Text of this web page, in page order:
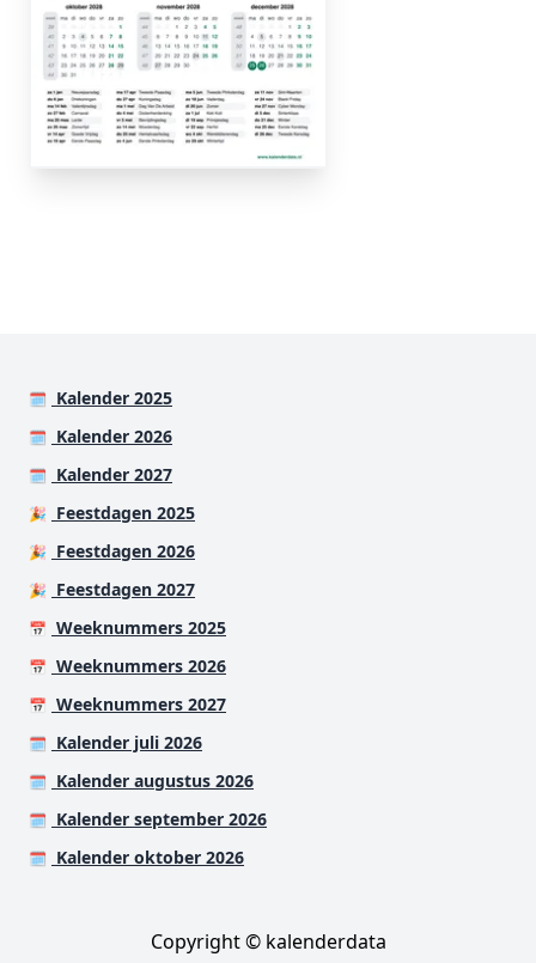
🗓️ Kalender 2025
🗓️ Kalender 2026
🗓️ Kalender 2027
🎉 Feestdagen 2025
🎉 Feestdagen 2026
🎉 Feestdagen 2027
📅 Weeknummers 2025
📅 Weeknummers 2026
📅 Weeknummers 2027
🗓️ Kalender juli 2026
🗓️ Kalender augustus 2026
🗓️ Kalender september 2026
🗓️ Kalender oktober 2026
Copyright © kalenderdata